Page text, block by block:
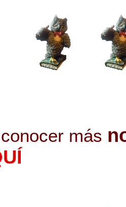
más